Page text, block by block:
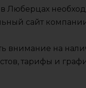
в Люберцах
сайт
внимание на
тарифы и